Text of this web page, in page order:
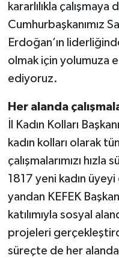
kararlılıkla
Cumhurbaşkanımız
Erdoğan’ın
olmak için yolumuza
ediyoruz.
Her alanda
İl Kadın Kolları
kadın kolları olarak
çalışmalarımızı
1817 yeni kadın
yandan KEFEK
katılımıyla sosyal
projeleri
süreçte de her alanda